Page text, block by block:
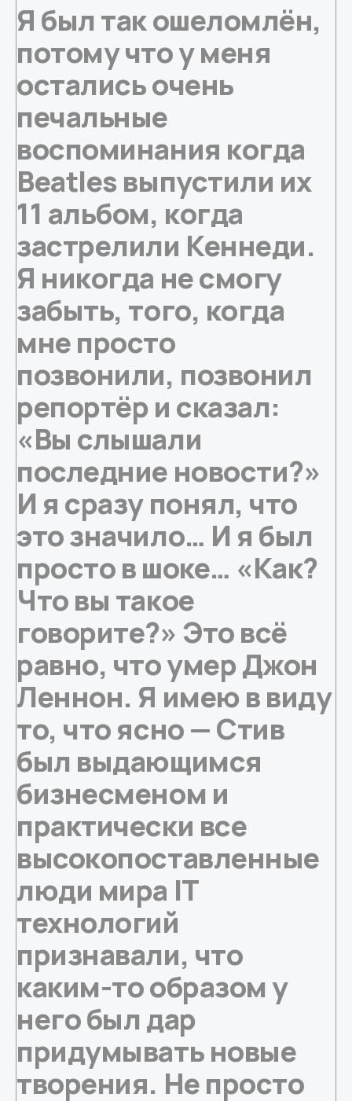
Я был так ошеломлён,
потому что у меня
остались очень
печальные
воспоминания когда
Beatles выпустили их
11 альбом, когда
застрелили Кеннеди.
Я никогда не смогу
забыть, того, когда
мне просто
позвонили, позвонил
репортёр и сказал:
«Вы слышали
последние новости?»
И я сразу понял, что
это значило… И я был
просто в шоке… «Как?
Что вы такое
говорите?» Это всё
равно, что умер Джон
Леннон. Я имею в виду
то, что ясно — Стив
был выдающимся
бизнесменом и
практически все
высокопоставленные
люди мира IT
технологий
признавали, что
каким-то образом у
него был дар
придумывать новые
творения. Не просто